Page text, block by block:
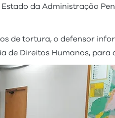
da Administração
de tortura, o defensor
de Direitos Humanos,